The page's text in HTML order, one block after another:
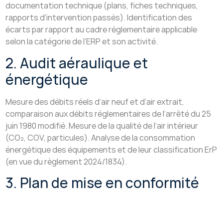
documentation technique (plans, fiches techniques,
rapports d’intervention passés). Identification des
écarts par rapport au cadre réglementaire applicable
selon la catégorie de l’ERP et son activité.
2. Audit aéraulique et
énergétique
Mesure des débits réels d’air neuf et d’air extrait,
comparaison aux débits réglementaires de l’arrêté du 25
juin 1980 modifié. Mesure de la qualité de l’air intérieur
(CO₂, COV, particules). Analyse de la consommation
énergétique des équipements et de leur classification ErP
(en vue du règlement 2024/1834).
3. Plan de mise en conformité